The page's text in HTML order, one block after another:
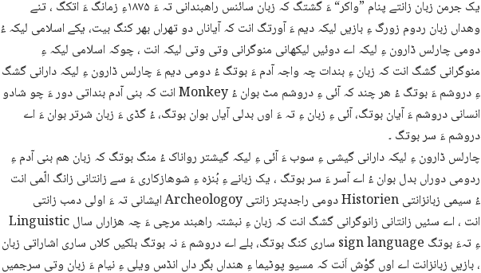
یک جرمن زبان زانتے پنام ”واکر“ ءَ گشتگ کہ زبان سائنس راھبندانی تہ ءَ ۱۸۷۵ءِ زمانگ ءَ اتکگ ، تنے
وھداں زبان ردوم زورگ ءِ بازیں لیکہ دیم ءَ آورتگ انت کہ آیاناں دو تھراں بھر کنگ بیت، یکے اسلامی لیکہ ءُ
دومی چارلس ڈارون ءِ لیکہ اے دوئیں لیکھانی منوگرانی وتی وتی لیکہ انت ، چوکہ اسلامی لیکہ ءِ
منوگرانی گشگ انت کہ زبان ءِ بندات چہ واجہ آدم ءَ بوتگ ءُ دومی دیم ءَ چارلس ڈارون ءِ لیکہ دارانی گشگ
انت کہ بنی آدم بنداتی دور ءَ چو شادو Monkey ءِ دروشم ءَ بوتگ ءُ ھر چند کہ آئی ءِ دروشم مٹ بوان ءُ
انسانی دروشم ءَ آیان بوتگ، آئی ءِ زبان ءِ تہ ءَ اوں بدلی آیاں بوان بوتگ، ءُ گڈی ءَ زبان شرتر بوان ءَ اے
دروشم ءَ سر بوتگ ۔
چارلس ڈارون ءِ لیکہ دارانی گیشی ءِ سوب ءَ آئی ءِ لیکہ گیشتر رواناک ءُ منگ بوتگ کہ زبان ھم بنی آدم ءِ
ردومی دوراں بدل بوان ءُ اے آسر ءَ سر بوتگ ، یک زبانے ءِ بُنزہ ءِ شوھازکاری ءَ سے زانتانی زانگ الّمی انت
ایشانی تہ ءَ اولی دمب زانتی Archeologoy دومی راجدپتر زانتی Historien ءُ سیمی زبانزانتی
Linguistic انت ، اے سئیں زانتانی زانوگرانی گشگ انت کہ زبان ءِ نبشتہ راھبند مرچی ءَ چہ ھزاراں سال
ساری کنگ بوتگ، بلے اے دروشم ءَ نہ بوتگ بلکیں کلاں ساری اشاراتی زبان sign language ءِ تہءَ بوتگ
، بازیں زبانزانت اے اوں گوْش اَنت کہ مسیو پوٹیما ءِ ھنداں بگر داں انڈس ویلی ءِ نیام ءَ زبان وتی سرجمیں